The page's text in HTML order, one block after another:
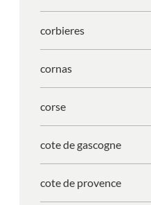
corbieres
cornas
corse
cote de gascogne
cote de provence